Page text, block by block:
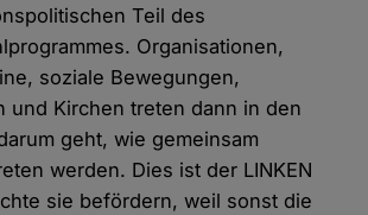
Teil des
Organisationen,
soziale Bewegungen,
und Kirchen treten dann in den
geht, wie gemeinsam
werden. Dies ist der LINKEN
sie befördern, weil sonst die